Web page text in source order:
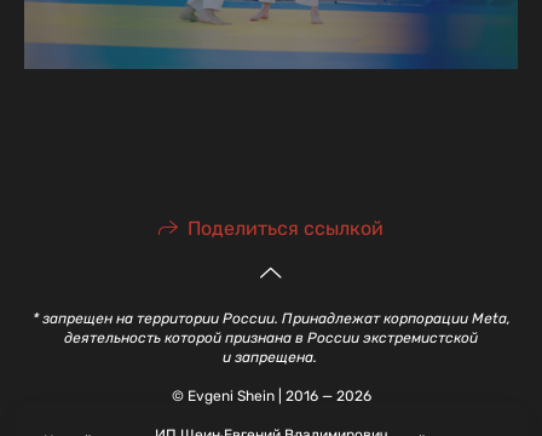
Поделиться ссылкой
* запрещен на территории России. Принадлежат корпорации Meta,
деятельность которой признана в России экстремистской
и запрещена.
© Evgeni Shein | 2016 — 2026